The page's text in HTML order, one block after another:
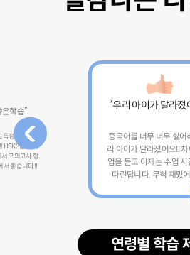
학습”
점으로 합격
HSK3급 교재
모의고사 형
서 좋습니다!!
“우리 아이가 달라졌
중국어를 너무 너무 싫어
리 아이가 달라졌어요!!
업을 듣고 이제는 수업 시
다린답니다. 무척 재밌
연령별 학습